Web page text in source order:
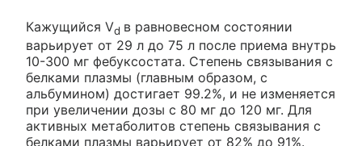
Кажущийся Vd в равновесном состоянии
варьирует от 29 л до 75 л после приема внутрь
10-300 мг фебуксостата. Степень связывания с
белками плазмы (главным образом, с
альбумином) достигает 99.2%, и не изменяется
при увеличении дозы с 80 мг до 120 мг. Для
активных метаболитов степень связывания с
белками плазмы варьирует от 82% до 91%.